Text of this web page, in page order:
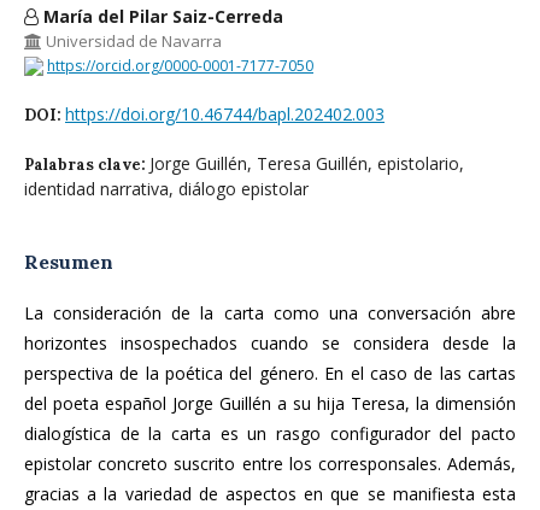
María del Pilar Saiz-Cerreda
Universidad de Navarra
https://orcid.org/0000-0001-7177-7050
DOI: https://doi.org/10.46744/bapl.202402.003
Palabras clave: Jorge Guillén, Teresa Guillén, epistolario,
identidad narrativa, diálogo epistolar
Resumen
La consideración de la carta como una conversación abre
horizontes insospechados cuando se considera desde la
perspectiva de la poética del género. En el caso de las cartas
del poeta español Jorge Guillén a su hija Teresa, la dimensión
dialogística de la carta es un rasgo configurador del pacto
epistolar concreto suscrito entre los corresponsales. Además,
gracias a la variedad de aspectos en que se manifiesta esta